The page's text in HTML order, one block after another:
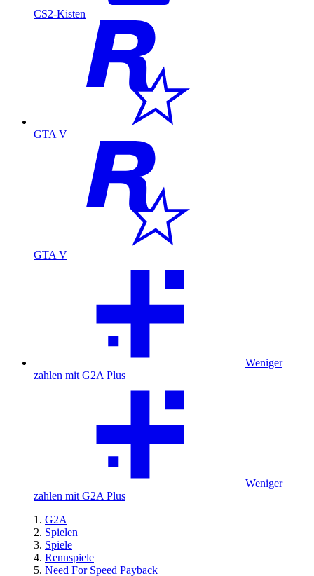
CS2-Kisten
GTA V
GTA V
Weniger
zahlen mit G2A Plus
Weniger
zahlen mit G2A Plus
G2A
Spielen
Spiele
Rennspiele
Need For Speed Payback